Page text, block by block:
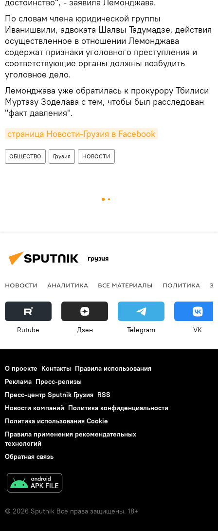
По словам члена юридической группы
Иванишвили, адвоката Шалвы Тадумадзе, действия
осуществленное в отношении Лемонджава
содержат признаки уголовного преступления и
соответствующие органы должны возбудить
уголовное дело.
Лемонджава уже обратилась к прокурору Тбилиси
Муртазу Зоделава с тем, чтобы был расследован
"факт давления".
страница Новости-Грузия в Facebook
ОБЩЕСТВО Грузия НОВОСТИ
Грузия
НОВОСТИ АНАЛИТИКА ВСЕ МАТЕРИАЛЫ ПОЛИТИКА
Rutube Дзен Telegram VK
О проекте Контакты Правила использования
Реклама Пресс-релизы
Пресс-центр Sputnik Грузия RSS
Новости компаний Политика конфиденциальности
Политика использования Cookie
Правила применения рекомендательных
технологий
Обратная связь
© 2026 Sputnik Все права защищены. 18+